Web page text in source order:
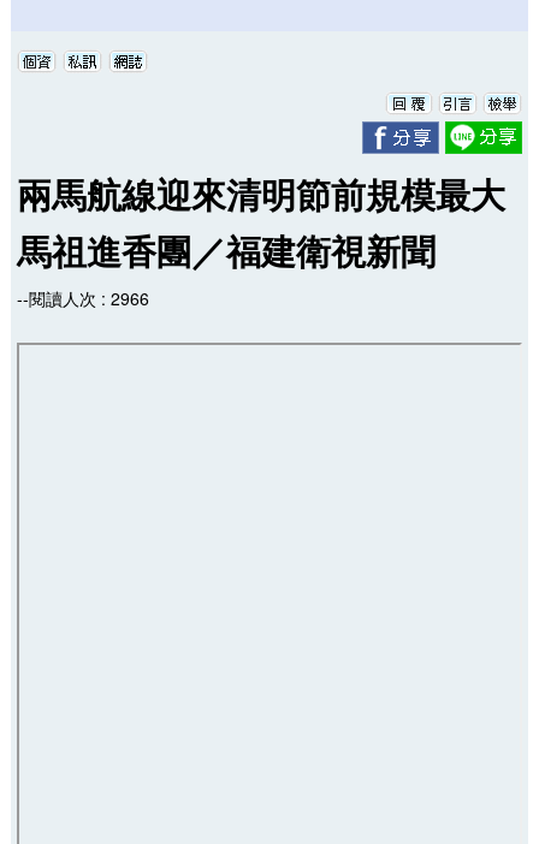
兩馬航線迎來清明節前規模最大
馬祖進香團／福建衛視新聞
--閱讀人次 : 2966